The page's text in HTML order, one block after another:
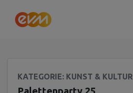
KATEGORIE: KUNST & KULTUR